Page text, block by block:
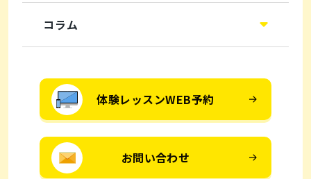
コラム
体験レッスンWEB予約
お問い合わせ